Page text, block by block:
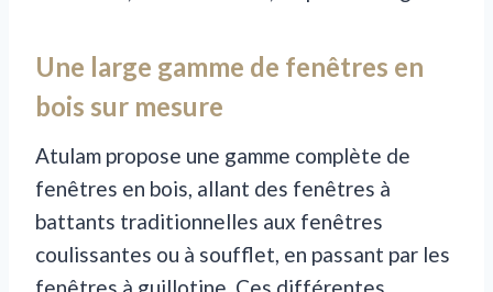
Une large gamme de fenêtres en
bois sur mesure
Atulam propose une gamme complète de
fenêtres en bois, allant des fenêtres à
battants traditionnelles aux fenêtres
coulissantes ou à soufflet, en passant par les
fenêtres à guillotine. Ces différentes